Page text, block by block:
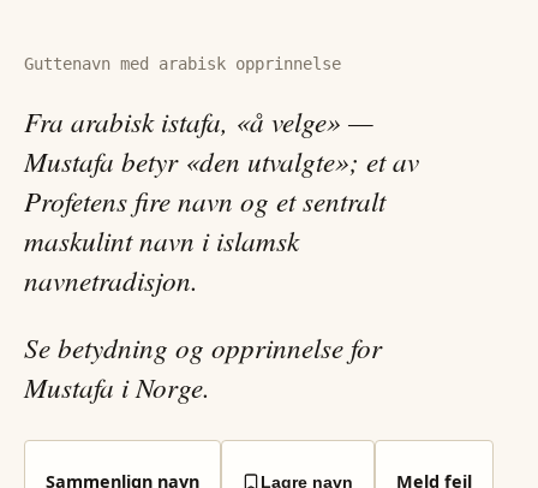
Guttenavn med arabisk opprinnelse
Fra arabisk istafa, «å velge» —
Mustafa betyr «den utvalgte»; et av
Profetens fire navn og et sentralt
maskulint navn i islamsk
navnetradisjon.
Se betydning og opprinnelse for
Mustafa i Norge.
Sammenlign navn Lagre navn Meld feil